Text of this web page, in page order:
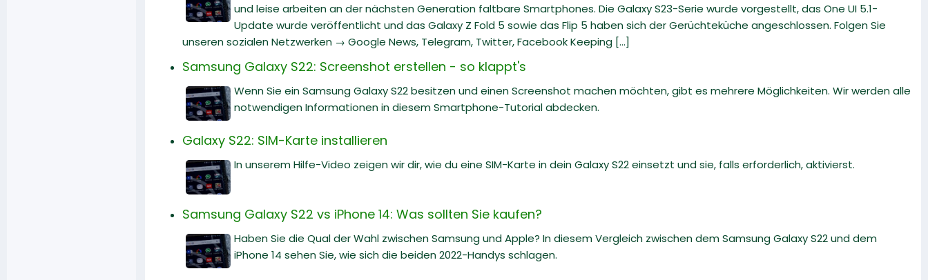
und leise arbeiten an der nächsten Generation faltbare Smartphones. Die Galaxy S23-Serie wurde vorgestellt, das One UI 5.1-
Update wurde veröffentlicht und das Galaxy Z Fold 5 sowie das Flip 5 haben sich der Gerüchteküche angeschlossen. Folgen Sie
unseren sozialen Netzwerken → Google News, Telegram, Twitter, Facebook Keeping [...]
Samsung Galaxy S22: Screenshot erstellen - so klappt's
Wenn Sie ein Samsung Galaxy S22 besitzen und einen Screenshot machen möchten, gibt es mehrere Möglichkeiten. Wir werden alle
notwendigen Informationen in diesem Smartphone-Tutorial abdecken.
Galaxy S22: SIM-Karte installieren
In unserem Hilfe-Video zeigen wir dir, wie du eine SIM-Karte in dein Galaxy S22 einsetzt und sie, falls erforderlich, aktivierst.
Samsung Galaxy S22 vs iPhone 14: Was sollten Sie kaufen?
Haben Sie die Qual der Wahl zwischen Samsung und Apple? In diesem Vergleich zwischen dem Samsung Galaxy S22 und dem
iPhone 14 sehen Sie, wie sich die beiden 2022-Handys schlagen.